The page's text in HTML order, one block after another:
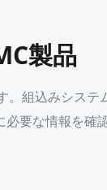
製品
組込みシステ
要な情報を確